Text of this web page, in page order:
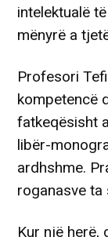
intelektualë
mënyrë a
Profesori
kompetencë
fatkeqësisht
libër-
ardhshme.
roganasve ta
Kur një herë,